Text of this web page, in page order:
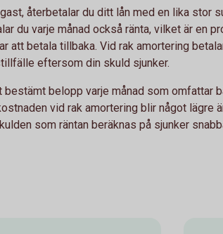
återbetalar du ditt lån med en lika stor
du varje månad också ränta, vilket är en
att betala tillbaka. Vid rak amortering
eftersom din skuld sjunker.
belopp varje månad som omfattar
vid rak amortering blir något lägre
som räntan beräknas på sjunker